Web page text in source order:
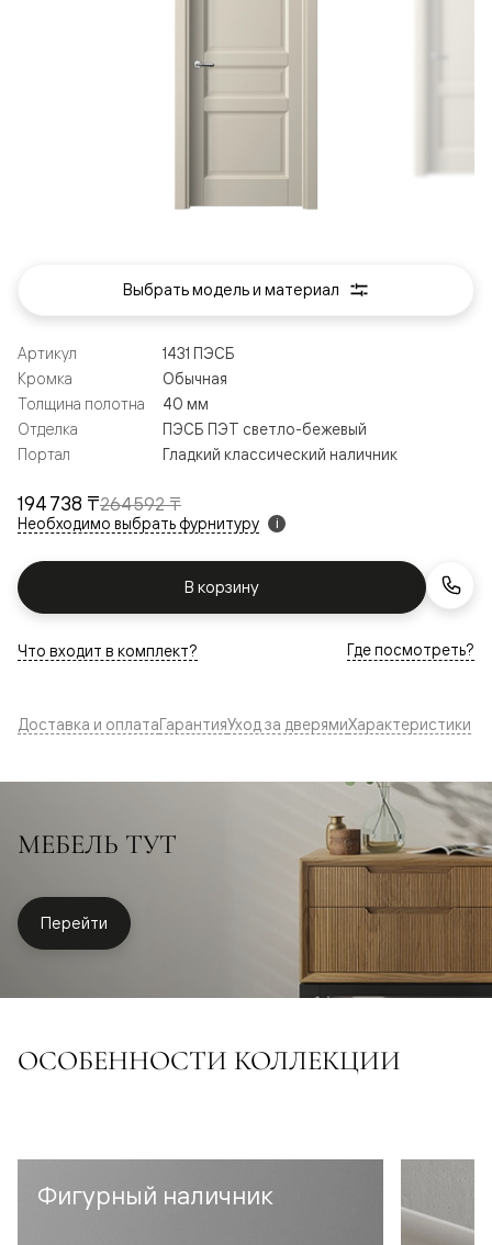
194 738 ₸264 592 ₸
Необходимо выбрать фурнитуру i
В корзину
Артикул
1431 ПЭСБ
Кромка
Обычная
Толщина полотна
40 мм
Отделка
ПЭСБ ПЭТ светло-бежевый
Портал
Гладкий классический наличник
Что входит в комплект? Где посмотреть?
Выбрать модель и материал
Доставка и оплатаГарантияУход за дверямиХарактеристики
МЕБЕЛЬ ТУТ
Перейти
ОСОБЕННОСТИ КОЛЛЕКЦИИ
Фигурный наличник